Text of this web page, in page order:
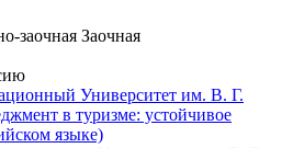
заочная Заочная
Университет им. В. Г.
в туризме: устойчивое
языке)